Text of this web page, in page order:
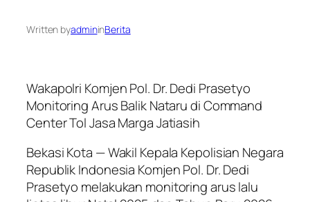
Written byadmininBerita
Wakapolri Komjen Pol. Dr. Dedi Prasetyo
Monitoring Arus Balik Nataru di Command
Center Tol Jasa Marga Jatiasih
Bekasi Kota — Wakil Kepala Kepolisian Negara
Republik Indonesia Komjen Pol. Dr. Dedi
Prasetyo melakukan monitoring arus lalu